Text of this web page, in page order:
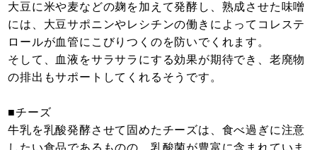
大豆に米や麦などの麹を加えて発酵し、熟成させた味噌
には、大豆サポニンやレシチンの働きによってコレステ
ロールが血管にこびりつくのを防いでくれます。
そして、血液をサラサラにする効果が期待でき、老廃物
の排出もサポートしてくれるそうです。
■チーズ
牛乳を乳酸発酵させて固めたチーズは、食べ過ぎに注意
したい食品であるものの、乳酸菌が豊富に含まれていま